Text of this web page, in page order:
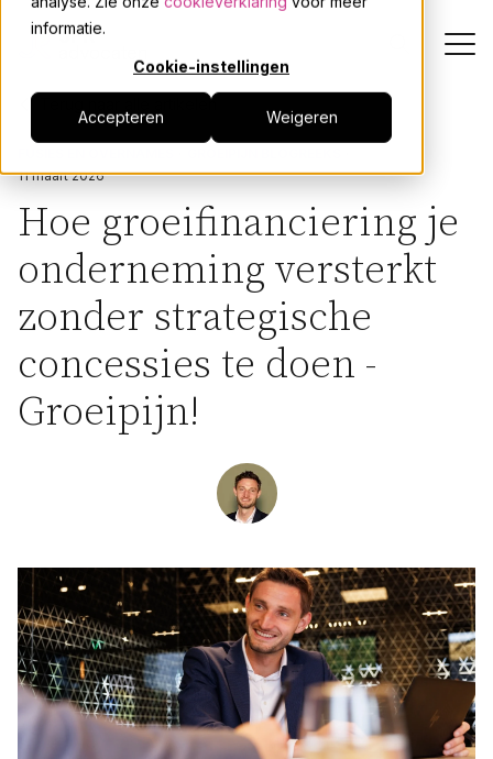
informatie.
Cookie-instellingen
Accepteren Weigeren
Dienstverlening
Actueel
Over JPR
Events
Taal:
Terug naar alle artikelen
11 maart 2026
Hoe groeifinanciering je
onderneming versterkt
zonder strategische
concessies te doen -
Groeipijn!